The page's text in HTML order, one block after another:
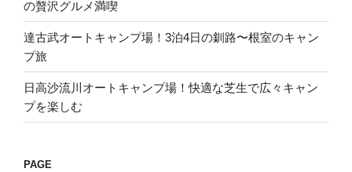
の贅沢グルメ満喫
達古武オートキャンプ場！3泊4日の釧路〜根室のキャン
プ旅
日高沙流川オートキャンプ場！快適な芝生で広々キャン
プを楽しむ
PAGE